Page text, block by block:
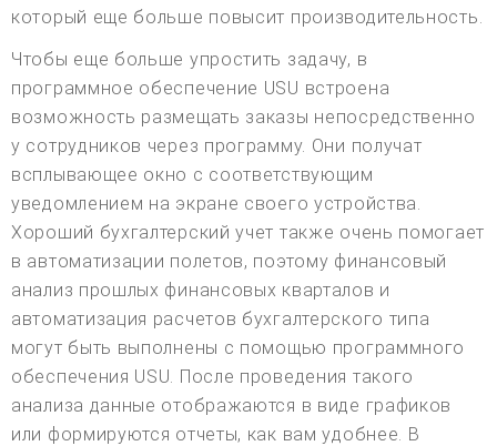
который еще больше повысит производительность.
Чтобы еще больше упростить задачу, в
программное обеспечение USU встроена
возможность размещать заказы непосредственно
у сотрудников через программу. Они получат
всплывающее окно с соответствующим
уведомлением на экране своего устройства.
Хороший бухгалтерский учет также очень помогает
в автоматизации полетов, поэтому финансовый
анализ прошлых финансовых кварталов и
автоматизация расчетов бухгалтерского типа
могут быть выполнены с помощью программного
обеспечения USU. После проведения такого
анализа данные отображаются в виде графиков
или формируются отчеты, как вам удобнее. В